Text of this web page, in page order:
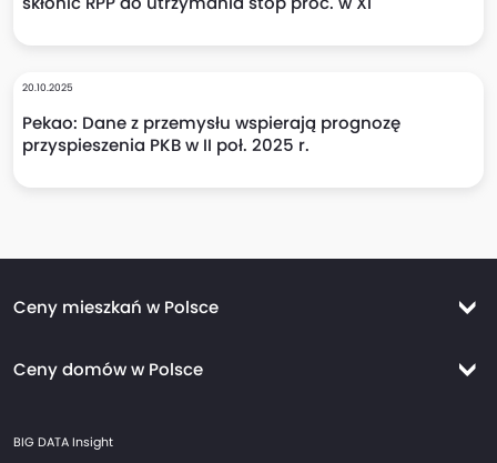
20.10.2025
Pekao: Dane z przemysłu wspierają prognozę
przyspieszenia PKB w II poł. 2025 r.
Ceny mieszkań w Polsce
Ceny mieszkań Kraków
Ceny domów w Polsce
Ceny domów Kraków
BIG DATA Insight